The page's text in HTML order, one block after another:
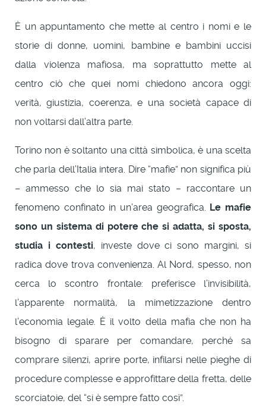
È un appuntamento che mette al centro i nomi e le
storie di donne, uomini, bambine e bambini uccisi
dalla violenza mafiosa, ma soprattutto mette al
centro ciò che quei nomi chiedono ancora oggi:
verità, giustizia, coerenza, e una società capace di
non voltarsi dall’altra parte.
Torino non è soltanto una città simbolica, è una scelta
che parla dell’Italia intera. Dire “mafie” non significa più
– ammesso che lo sia mai stato – raccontare un
fenomeno confinato in un’area geografica. Le mafie
sono un sistema di potere che si adatta, si sposta,
studia i contesti, investe dove ci sono margini, si
radica dove trova convenienza. Al Nord, spesso, non
cerca lo scontro frontale: preferisce l’invisibilità,
l’apparente normalità, la mimetizzazione dentro
l’economia legale. È il volto della mafia che non ha
bisogno di sparare per comandare, perché sa
comprare silenzi, aprire porte, infilarsi nelle pieghe di
procedure complesse e approfittare della fretta, delle
scorciatoie, del “si è sempre fatto così”.